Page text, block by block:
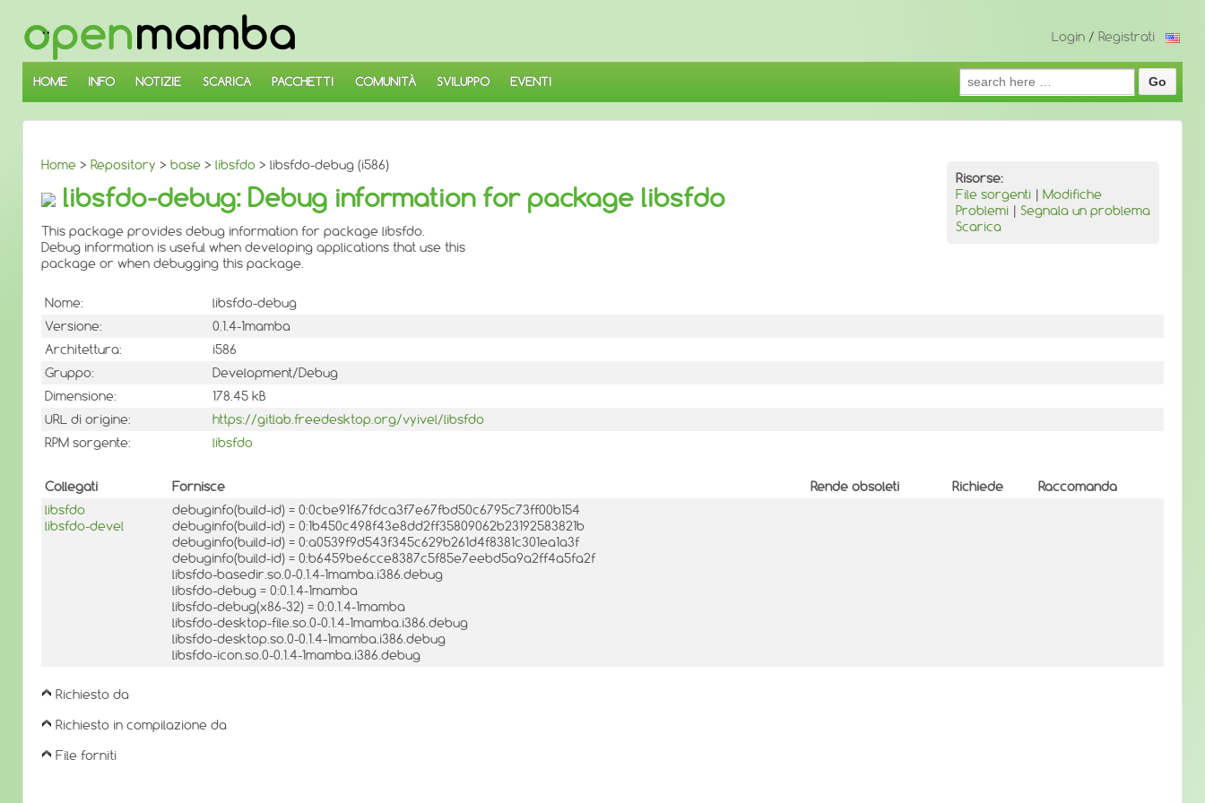
SALTA
AL
CONTENUTO
PRINCIPALE
Login / Registrati
HOME INFO NOTIZIE SCARICA PACCHETTI COMUNITÀ SVILUPPO EVENTI
Search
for:
Home > Repository > base > libsfdo > libsfdo-debug (i586)
Risorse:
File sorgenti | Modifiche
Problemi | Segnala un problema
Scarica
libsfdo-debug: Debug information for package libsfdo
This package provides debug information for package libsfdo.
Debug information is useful when developing applications that use this
package or when debugging this package.
Nome:
libsfdo-debug
Versione:
0.1.4-1mamba
Architettura:
i586
Gruppo:
Development/Debug
Dimensione:
178.45 kB
URL di origine:
https://gitlab.freedesktop.org/vyivel/libsfdo
RPM sorgente:
libsfdo
Collegati Fornisce Rende obsoleti Richiede
Raccomanda
libsfdo
libsfdo-devel
debuginfo(build-id) = 0:0cbe91f67fdca3f7e67fbd50c6795c73ff00b154
debuginfo(build-id) = 0:1b450c498f43e8dd2ff35809062b23192583821b
debuginfo(build-id) = 0:a0539f9d543f345c629b261d4f8381c301ea1a3f
debuginfo(build-id) = 0:b6459be6cce8387c5f85e7eebd5a9a2ff4a5fa2f
libsfdo-basedir.so.0-0.1.4-1mamba.i386.debug
libsfdo-debug = 0:0.1.4-1mamba
libsfdo-debug(x86-32) = 0:0.1.4-1mamba
libsfdo-desktop-file.so.0-0.1.4-1mamba.i386.debug
libsfdo-desktop.so.0-0.1.4-1mamba.i386.debug
libsfdo-icon.so.0-0.1.4-1mamba.i386.debug
Richiesto da
Richiesto in compilazione da
File forniti